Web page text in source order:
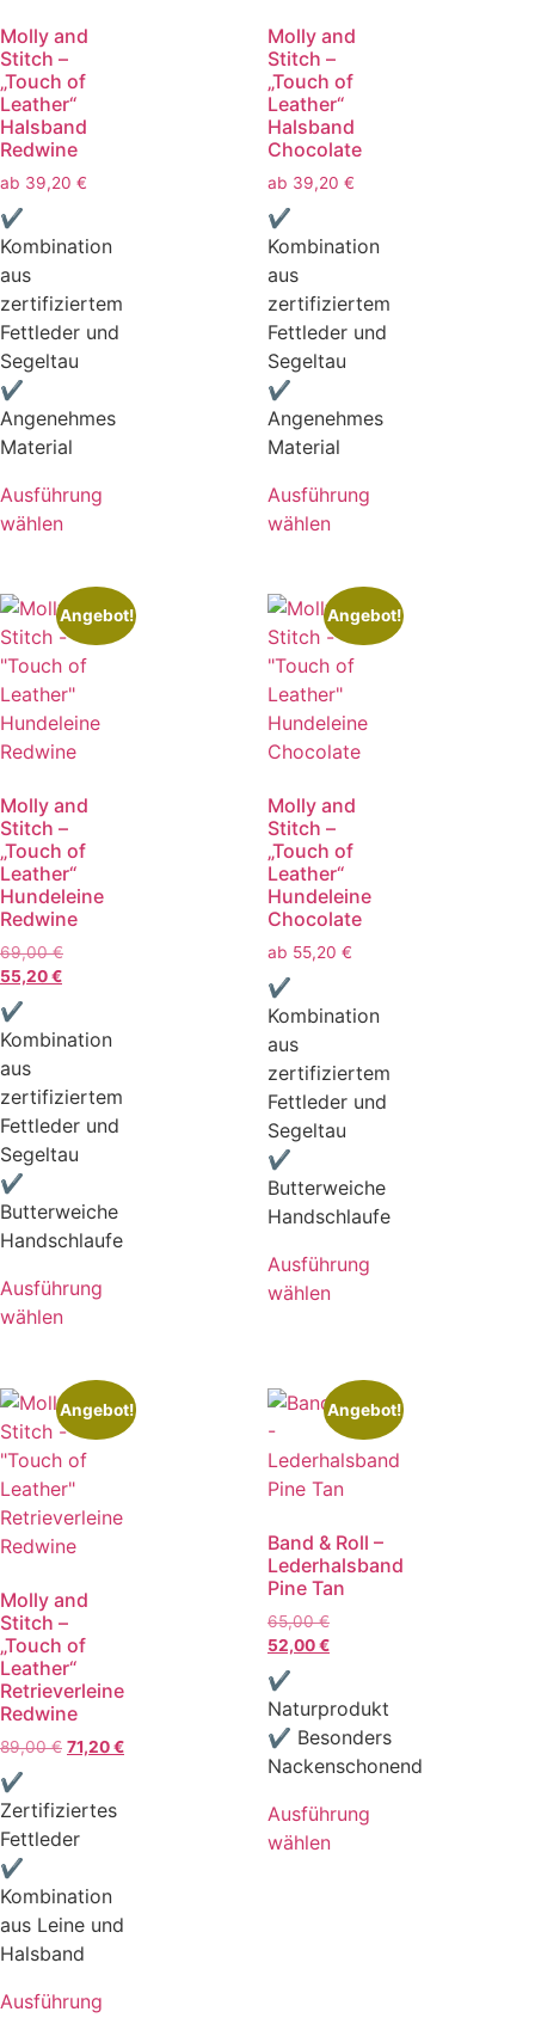
Molly and
Stitch –
„Touch of
Leather“
Halsband
Redwine
ab 39,20 €
✔
Kombination
aus
zertifiziertem
Fettleder und
Segeltau
✔
Angenehmes
Material
Ausführung
wählen
Molly and
Stitch –
„Touch of
Leather“
Halsband
Chocolate
ab 39,20 €
✔
Kombination
aus
zertifiziertem
Fettleder und
Segeltau
✔
Angenehmes
Material
Ausführung
wählen
Angebot!
Molly and
Stitch –
„Touch of
Leather“
Hundeleine
Redwine
69,00€
55,20€
✔
Kombination
aus
zertifiziertem
Fettleder und
Segeltau
✔
Butterweiche
Handschlaufe
Ausführung
wählen
Angebot!
Molly and
Stitch –
„Touch of
Leather“
Hundeleine
Chocolate
ab 55,20 €
✔
Kombination
aus
zertifiziertem
Fettleder und
Segeltau
✔
Butterweiche
Handschlaufe
Ausführung
wählen
Angebot!
Molly and
Stitch –
„Touch of
Leather“
Retrieverleine
Redwine
89,00€ 71,20€
✔
Zertifiziertes
Fettleder
✔
Kombination
aus Leine und
Halsband
Ausführung
Angebot!
Band & Roll –
Lederhalsband
Pine Tan
65,00€
52,00€
✔
Naturprodukt
✔ Besonders
Nackenschonend
Ausführung
wählen